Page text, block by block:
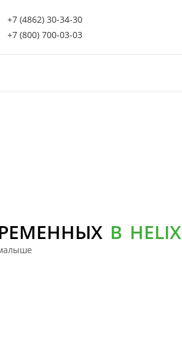
+7 (4862) 30-34-30
+7 (800) 700-03-03
В HELIX